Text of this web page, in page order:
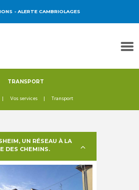
- ALERTE CAMBRIOLAGES
TRANSPORT
Vos services Transport
UN RÉSEAU À LA
DES CHEMINS.